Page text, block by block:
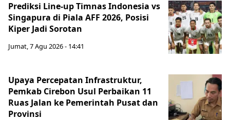
Prediksi Line-up Timnas Indonesia vs
Singapura di Piala AFF 2026, Posisi
Kiper Jadi Sorotan
Jumat, 7 Agu 2026 - 14:41
Upaya Percepatan Infrastruktur,
Pemkab Cirebon Usul Perbaikan 11
Ruas Jalan ke Pemerintah Pusat dan
Provinsi